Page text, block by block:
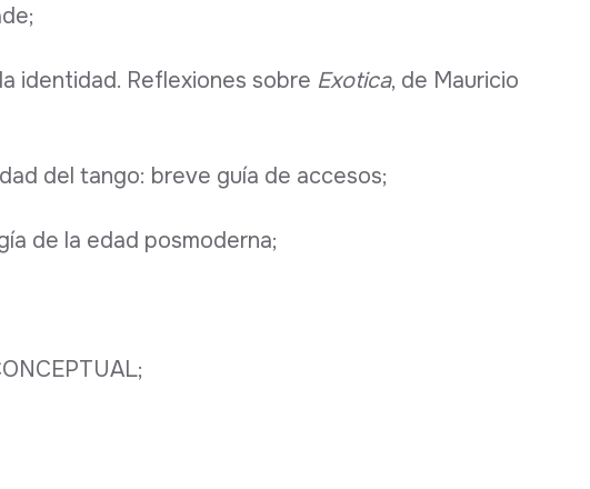
identidad. Reflexiones sobre Exotica, de Mauricio
del tango: breve guía de accesos;
de la edad posmoderna;